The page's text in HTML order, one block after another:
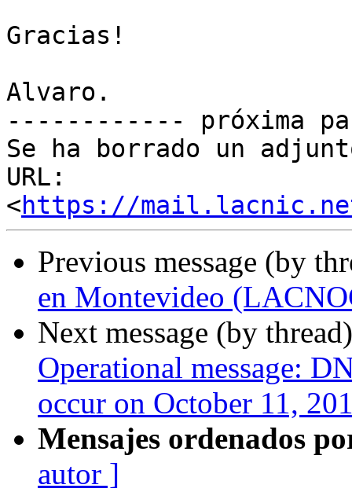
Gracias!
Alvaro.
------------ próxima
Se ha borrado un
URL:
<https://
Previous message (by
en Montevideo
Next message (by
Operational message:
occur on October 11,
Mensajes ordenados
autor ]